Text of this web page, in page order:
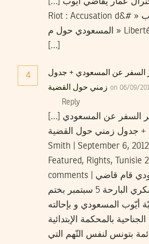
Riot : Accusation d&# » حوار مع أيوب
المسعودي حول م » Liberté d’expression
[…]
4
السفر عن المسعودي + جدول
زمني حول القضية on 06/09/
Reply
[…] رفض رفع تحجير السفر عن المسعودي
+ جدول زمني حول القضية By Winston
Smith | September 6,
Featured, Rights, Tunisie
comments | أيّوب المسعودي قام قاضي
التحقيق العسكري البارحة 5 سبتمبر بختم
أيّوب المسعودي و بإحالته
بالمحكمة الإبتدائية
بتونس لنفس التّهم التي